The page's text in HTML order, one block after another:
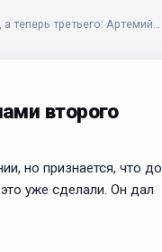
теперь третьего: Артемий
второго
но признается, что до
уже сделали. Он дал